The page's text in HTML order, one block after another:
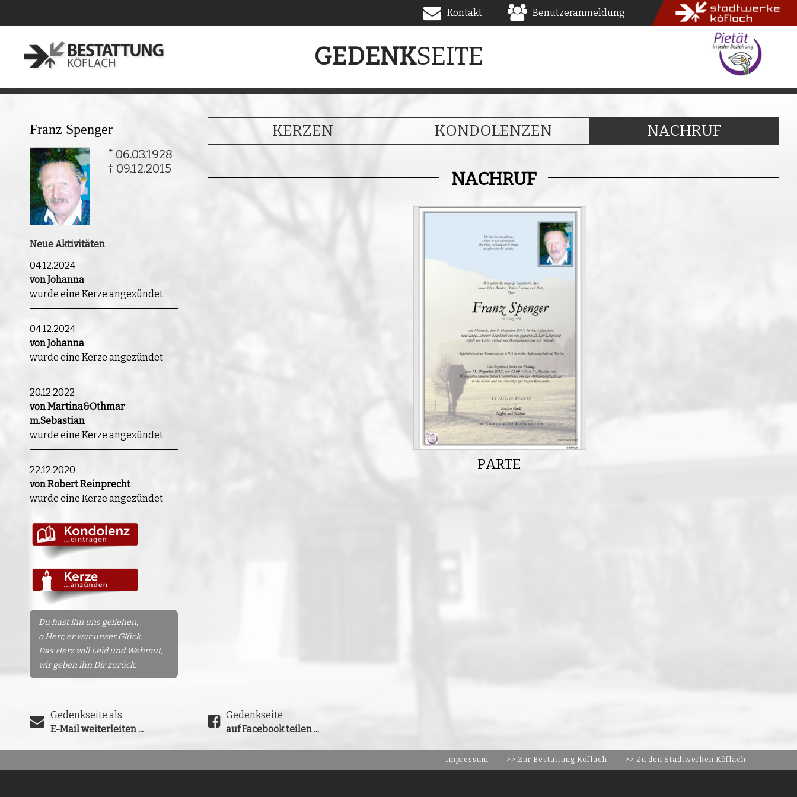
Kontakt Benutzeranmeldung
GEDENKSEITE
Franz Spenger
* 06.03.1928
† 09.12.2015
Neue Aktivitäten
04.12.2024
von Johanna
wurde eine Kerze angezündet
04.12.2024
von Johanna
wurde eine Kerze angezündet
20.12.2022
von Martina&Othmar
m.Sebastian
wurde eine Kerze angezündet
22.12.2020
von Robert Reinprecht
wurde eine Kerze angezündet
Du hast ihn uns geliehen,
o Herr, er war unser Glück.
Das Herz voll Leid und Wehmut,
wir geben ihn Dir zurück.
KERZEN KONDOLENZEN NACHRUF
NACHRUF
PARTE
Gedenkseite als
E-Mail weiterleiten ...
Gedenkseite
auf Facebook teilen ...
Impressum >> Zur Bestattung Köflach >> Zu den Stadtwerken Köflach